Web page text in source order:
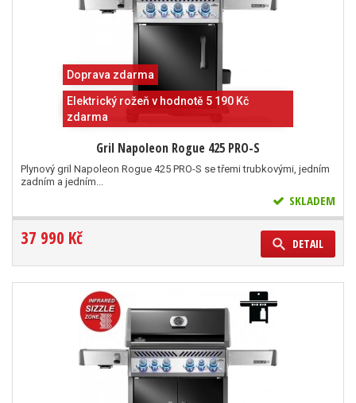
Doprava zdarma
Elektrický rožeň v hodnotě 5 190 Kč
zdarma
Gril Napoleon Rogue 425 PRO-S
Plynový gril Napoleon Rogue 425 PRO-S se třemi trubkovými, jedním
zadním a jedním...
SKLADEM
37 990 Kč DETAIL